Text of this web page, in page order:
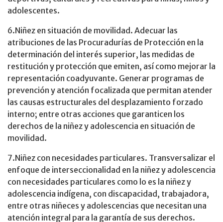
adolescentes.
6.Niñez en situación de movilidad. Adecuar las
atribuciones de las Procuradurías de Protección en la
determinación del interés superior, las medidas de
restitución y protección que emiten, así como mejorar la
representación coadyuvante. Generar programas de
prevención y atención focalizada que permitan atender
las causas estructurales del desplazamiento forzado
interno; entre otras acciones que garanticen los
derechos de la niñez y adolescencia en situación de
movilidad.
7.Niñez con necesidades particulares. Transversalizar el
enfoque de interseccionalidad en la niñez y adolescencia
con necesidades particulares como lo es la niñez y
adolescencia indígena, con discapacidad, trabajadora,
entre otras niñeces y adolescencias que necesitan una
atención integral para la garantía de sus derechos.